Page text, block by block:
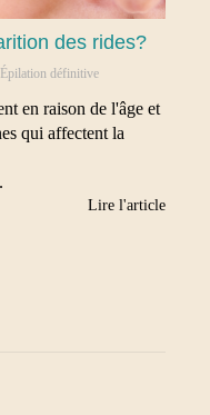
des rides?
Épilation définitive
en raison de l'âge et
qui affectent la
Lire l'article